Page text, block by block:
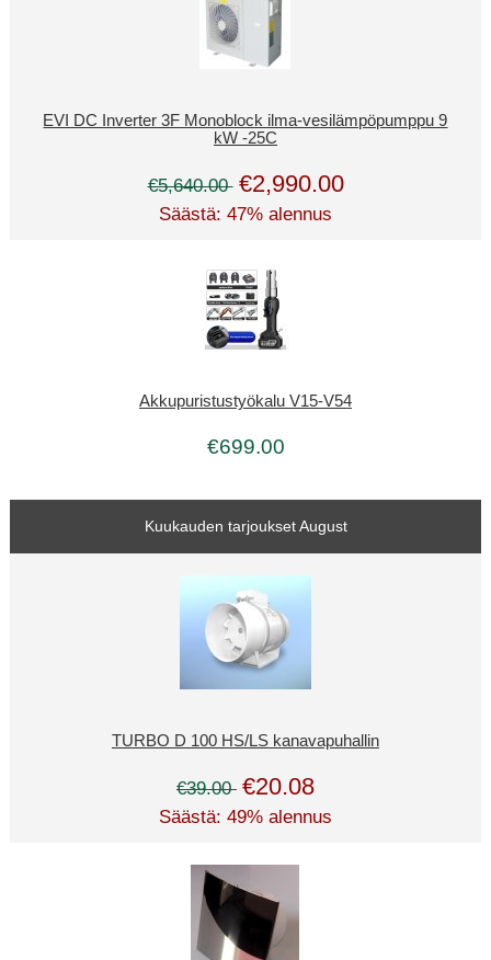
EVI DC Inverter 3F Monoblock ilma-vesilämpöpumppu 9
kW -25C
€5,640.00 €2,990.00
Säästä: 47% alennus
Akkupuristustyökalu V15-V54
€699.00
Kuukauden tarjoukset August
TURBO D 100 HS/LS kanavapuhallin
€39.00 €20.08
Säästä: 49% alennus